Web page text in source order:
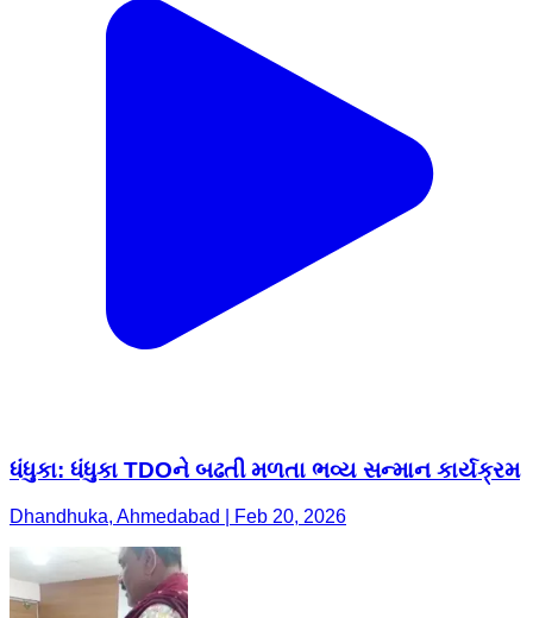
ધંધુકા: ધંધુકા TDOને બઢતી મળતા ભવ્ય સન્માન કાર્યક્રમ
Dhandhuka, Ahmedabad | Feb 20, 2026